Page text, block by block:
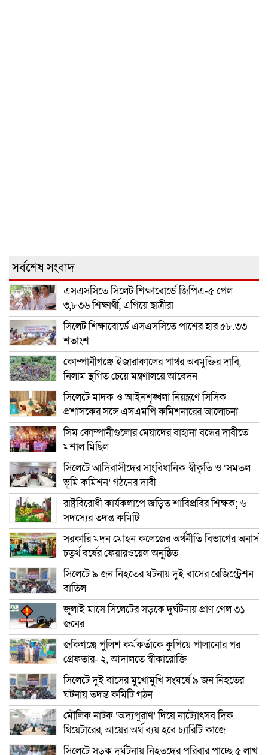
সর্বশেষ সংবাদ
এসএসসিতে সিলেট শিক্ষাবোর্ডে জিপিএ-৫ পেল
৩,৮৩৬ শিক্ষার্থী, এগিয়ে ছাত্রীরা
সিলেট শিক্ষাবোর্ডে এসএসসিতে পাশের হার ৫৮.৩৩
শতাংশ
কোম্পানীগঞ্জে ইজারাকালের পাথর অবমুক্তির দাবি,
নিলাম স্থগিত চেয়ে মন্ত্রণালয়ে আবেদন
সিলেটে মাদক ও আইনশৃঙ্খলা নিয়ন্ত্রণে সিসিক
প্রশাসকের সঙ্গে এসএমপি কমিশনারের আলোচনা
সিম কোম্পানীগুলোর মেয়াদের বাহানা বন্ধের দাবীতে
মশাল মিছিল
সিলেটে আদিবাসীদের সাংবিধানিক স্বীকৃতি ও ‘সমতল
ভূমি কমিশন’ গঠনের দাবী
রাষ্ট্রবিরোধী কার্যকলাপে জড়িত শাবিপ্রবির শিক্ষক; ৬
সদস্যের তদন্ত কমিটি
সরকারি মদন মোহন কলেজের অর্থনীতি বিভাগের অনার্স
চতুর্থ বর্ষের ফেয়ারওয়েল অনুষ্ঠিত
সিলেটে ৯ জন নিহতের ঘটনায় দুই বাসের রেজিস্ট্রেশন
বাতিল
জুলাই মাসে সিলেটের সড়কে দুর্ঘটনায় প্রাণ গেল ৩১
জনের
জকিগঞ্জে পুলিশ কর্মকর্তাকে কুপিয়ে পালানোর পর
গ্রেফতার- ২, আদালতে স্বীকারোক্তি
সিলেটে দুই বাসের মুখোমুখি সংঘর্ষে ৯ জন নিহতের
ঘটনায় তদন্ত কমিটি গঠন
মৌলিক নাটক ‘অদ্যপুরাণ’ দিয়ে নাট্যোৎসব দিক
থিয়েটারের, আয়ের অর্থ ব্যয় হবে চ্যারিটি কাজে
সিলেটে সড়ক দুর্ঘটনায় নিহতদের পরিবার পাচ্ছে ৫ লাখ